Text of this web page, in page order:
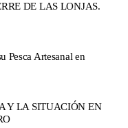
DE LAS LONJAS.
Pesca Artesanal en
Y LA SITUACIÓN EN